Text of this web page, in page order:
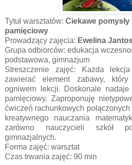
Tytuł warsztatów: Ciekawe
pamięciowy
Prowadzący zajęcia: Ewelina
Grupa odbiorców: edukacja
podstawowa, gimnazjum
Streszczenie zajęć: Każda
zawierać element zabawy,
ogniwem lekcji. Doskonale
pamięciowy. Zaproponuję
ćwiczeń rachunkowych
kreatywnego nauczania
zarówno nauczycieli szkół
gimnazjalnych.
Forma zajęć: warsztat
Czas trwania zajęć: 90 min